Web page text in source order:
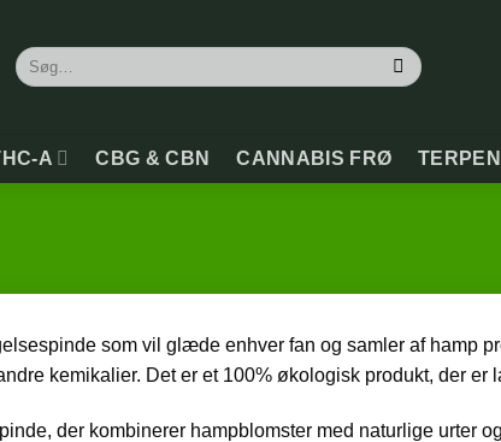
Søg
efter:
A CBG & CBN CANNABIS FRØ
som vil glæde enhver fan og samler af hamp
kemikalier. Det er et 100% økologisk produkt, der er
der kombinerer hampblomster med naturlige urter